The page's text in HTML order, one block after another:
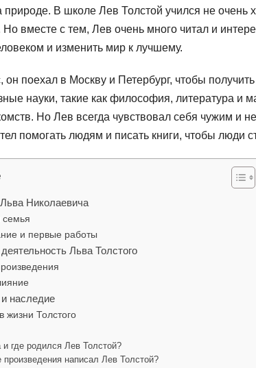
природе. В школе Лев Толстой учился не очень
Но вместе с тем, Лев очень много читал и
и изменить мир к лучшему.
он поехал в Москву и Петербург, чтобы
науки, такие как философия, литература и
Но Лев всегда чувствовал себя чужим и
помогать людям и писать книги, чтобы люди
Николаевича
семья
и первые работы
Льва Толстого
наследие
жизни Толстого
и где родился Лев Толстой?
произведения написал Лев Толстой?